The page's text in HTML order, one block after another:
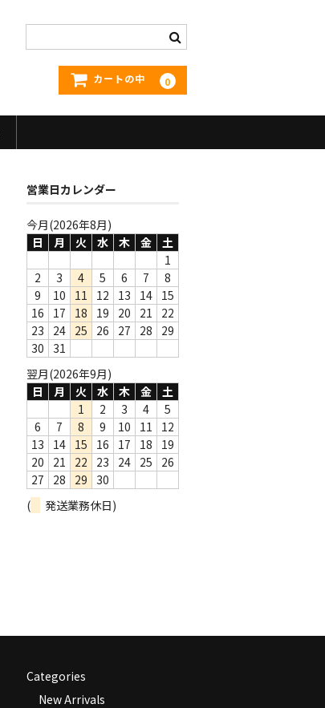
カートの中 0
営業日カレンダー
今月(2026年8月)
日
月 火 水 木 金
土
1
2
3 4 5 6 7
8
9
10 11 12 13 14 15
16
17 18 19 20 21
22
23
24 25 26 27 28
29
30
31
翌月(2026年9月)
日
月 火 水 木 金
土
1
2 3 4
5
6
7 8 9 10 11
12
13
14 15 16 17 18
19
20
21 22 23 24 25
26
27
28 29
30
(
発送業務休日)
Categories
New Arrivals